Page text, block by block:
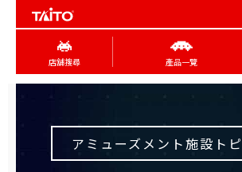
店舖搜尋 產品一覽
アミューズメント施設ト